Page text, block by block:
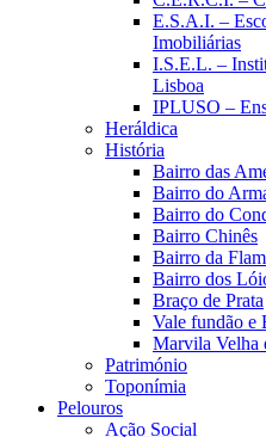
E.S.A.I. –
Imobiliárias
I.S.E.L. –
Lisboa
IPLUSO –
Heráldica
História
Bairro das
Bairro do
Bairro do
Bairro Chinês
Bairro da
Bairro dos
Braço de Prata
Vale fundão e
Marvila Velha
Património
Toponímia
Pelouros
Ação Social